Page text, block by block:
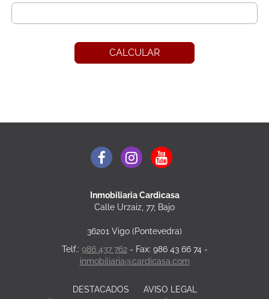
CALCULAR
Inmobiliaria Cardicasa
Calle Urzaiz, 77, Bajo
36201 Vigo (Pontevedra)
Telf.: 986 437 762- Fax: 986 43 66 74 -
inmobiliaria@cardicasa.com
DESTACADOS AVISO LEGAL